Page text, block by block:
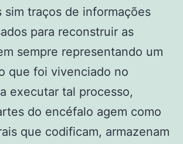
sim traços de informações
para reconstruir as
sempre representando um
que foi vivenciado no
executar tal processo,
do encéfalo agem como
que codificam, armazenam